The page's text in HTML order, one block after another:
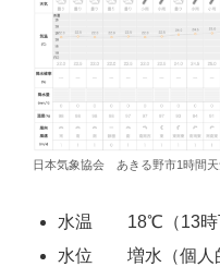
日本気象協会 あきる野市1時間天
水温 18℃（13時
水位 増水（個人